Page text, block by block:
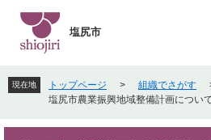
先
頭
す
を
飛
し
塩尻市
現在地 トップページ > 組織でさがす
塩尻市農業振興地域整備計画につい